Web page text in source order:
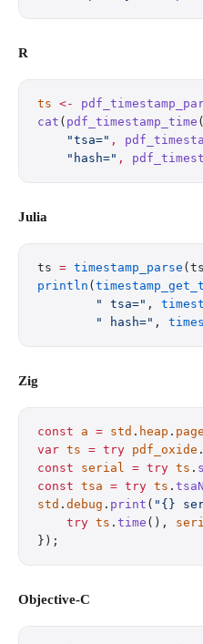
R
ts <-
cat ( pdf_timestamp_time (
    "tsa="
,
    "hash="
,
Julia
ts = timestamp_parse
println (
        " tsa="
,
        " hash="
,
Zig
const a = std . heap .
var ts = try pdf_oxide .
const serial = try ts .
const tsa = try ts .
std . debug . print ( "{}
    try
ts . time (),
});
Objective-C